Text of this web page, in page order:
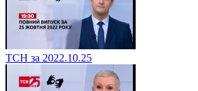
ТСН за 2022.10.25